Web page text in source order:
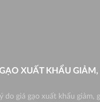
GẠO XUẤT KHẨU
Lý do giá gạo xuất khẩu giảm,